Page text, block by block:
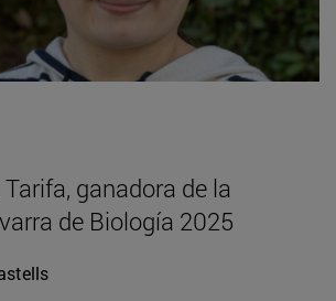
ganadora de la
de Biología 2025